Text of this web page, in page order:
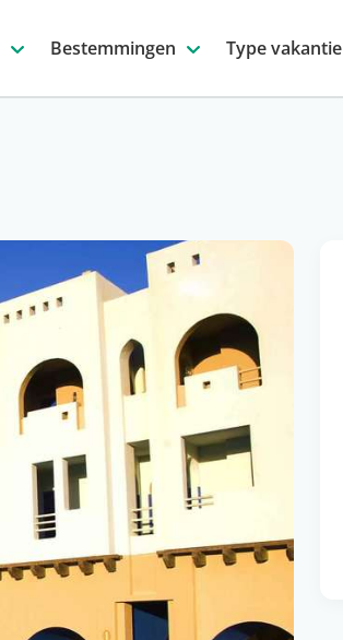
Bestemmingen Type vakantie